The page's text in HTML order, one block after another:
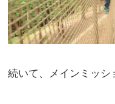
続いて、メインミッシ